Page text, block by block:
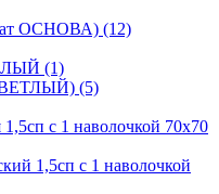
ОСНОВА) (12)
(1)
(5)
с 1 наволочкой 70х70
1,5сп с 1 наволочкой